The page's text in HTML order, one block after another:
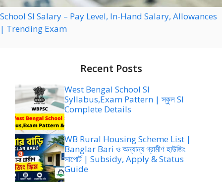
School SI Salary – Pay Level, In-Hand Salary, Allowances
| Trending Exam
Recent Posts
West Bengal School SI
Syllabus,Exam Pattern | স্কুল SI
Complete Details
WB Rural Housing Scheme List |
Banglar Bari ও অন্যান্য গ্রামীণ হাউজিং
সাপোর্ট | Subsidy, Apply & Status
Guide